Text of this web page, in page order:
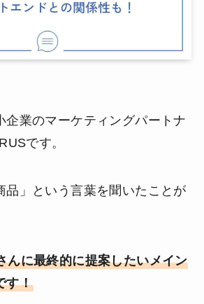
企業のマーケティングパートナ
です。
品」という言葉を聞いたことが
んに最終的に提案したいメイン
す！